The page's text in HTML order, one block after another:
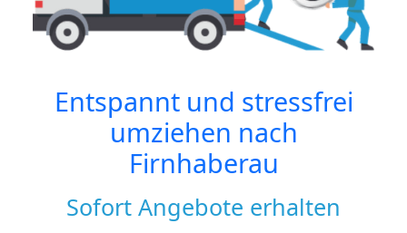
Entspannt und stressfrei
umziehen nach
Firnhaberau
Sofort Angebote erhalten